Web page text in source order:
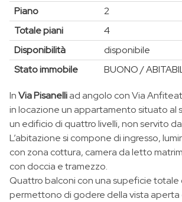
Piano
2
Totale piani
4
Disponibilità
disponibile
Stato immobile
BUONO /
InVia Pisanelliad angolo con Via
in locazione un appartamento situato al
un edificio di quattro livelli, non servito
L’abitazione si compone di ingresso,
con zona cottura, camera da letto
con doccia e tramezzo.
Quattro balconi con una supeficie totale
permettono di godere della vista aperta